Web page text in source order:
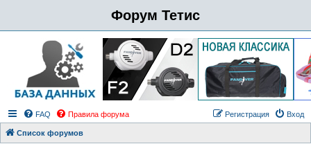
Форум Тетис
FAQ Правила форума Вход
Регистрация
Список форумов